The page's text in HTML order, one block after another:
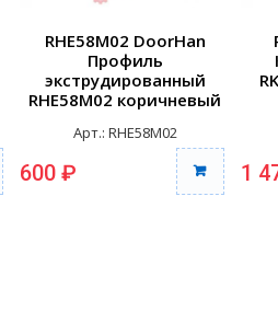
RHE58M02 DoorHan
Профиль
экструдированный
RHE58M02 коричневый
Арт.: RHE58M02
600 ₽ 1